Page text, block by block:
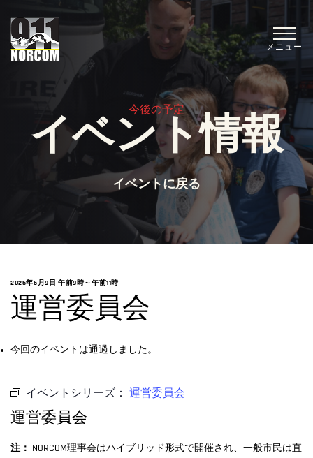
メニュー
今後の予定
イベント情報
イベントに戻る
2025年5月9日 午前9時～午前11時
運営委員会
今回のイベントは通過しました。
イベントシリーズ： 運営委員会
運営委員会
注： NORCOM理事会はハイブリッド形式で開催され、一般市民は直